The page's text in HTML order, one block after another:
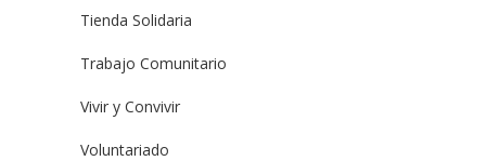
Tienda Solidaria
Trabajo Comunitario
Vivir y Convivir
Voluntariado